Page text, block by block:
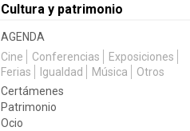
Cultura y patrimonio
AGENDA
Cine
Conferencias
Exposiciones
Ferias
Igualdad Música
Otros
Certámenes
Patrimonio
Ocio